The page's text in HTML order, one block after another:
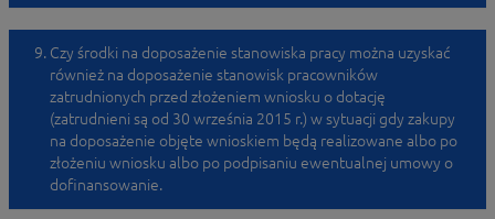
Czy środki na doposażenie stanowiska pracy można uzyskać
również na doposażenie stanowisk pracowników
zatrudnionych przed złożeniem wniosku o dotację
(zatrudnieni są od 30 września 2015 r.) w sytuacji gdy zakupy
na doposażenie objęte wnioskiem będą realizowane albo po
złożeniu wniosku albo po podpisaniu ewentualnej umowy o
dofinansowanie.